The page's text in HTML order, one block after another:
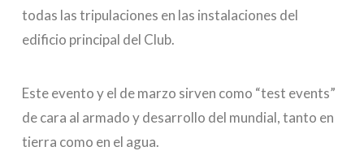
todas las tripulaciones en las instalaciones del
edificio principal del Club.
Este evento y el de marzo sirven como “test events”
de cara al armado y desarrollo del mundial, tanto en
tierra como en el agua.